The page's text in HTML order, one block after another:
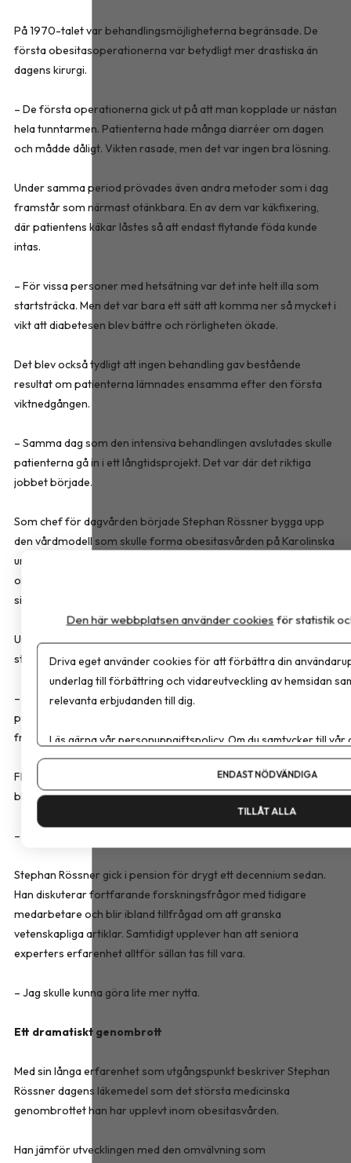
På 1970-talet var behandlingsmöjligheterna begränsade. De
första obesitasoperationerna var betydligt mer drastiska än
dagens kirurgi.
– De första operationerna gick ut på att man kopplade ur nästan
hela tunntarmen. Patienterna hade många diarréer om dagen
och mådde dåligt. Vikten rasade, men det var ingen bra lösning.
Under samma period prövades även andra metoder som i dag
framstår som närmast otänkbara. En av dem var käkfixering,
där patientens käkar låstes så att endast flytande föda kunde
intas.
– För vissa personer med hetsätning var det inte helt illa som
startsträcka. Men det var bara ett sätt att komma ner så mycket i
vikt att diabetesen blev bättre och rörligheten ökade.
Det blev också tydligt att ingen behandling gav bestående
resultat om patienterna lämnades ensamma efter den första
viktnedgången.
– Samma dag som den intensiva behandlingen avslutades skulle
patienterna gå in i ett långtidsprojekt. Det var där det riktiga
jobbet började.
Som chef för dagvården började Stephan Rössner bygga upp
den vårdmodell som skulle forma obesitasvården på Karolinska
under de följande decennierna. Patienterna fick stöd av flera
olika professioner och målet var att ge dem verktyg att hantera
sin sjukdom även efter att den första behandlingsfasen var över.
Under 1990-talet utvecklades verksamheten till en av landets
största forsknings- och behandlingsmiljöer inom obesitas.
– Vi var nästan 50 personer. Det var dietister, sjukgymnaster,
psykologer, läkare, ekonomer och andra professioner. Vi fick
fram nästan 25 avhandlingar under de här åren.
Flera av hans tidigare doktorander och medarbetare har senare
blivit ledande namn inom svensk obesitasforskning.
– Ylva Trolle Lagerros är en av mina babies. Hon är skitduktig.
Stephan Rössner gick i pension för drygt ett decennium sedan.
Han diskuterar fortfarande forskningsfrågor med tidigare
medarbetare och blir ibland tillfrågad om att granska
vetenskapliga artiklar. Samtidigt upplever han att seniora
experters erfarenhet alltför sällan tas till vara.
– Jag skulle kunna göra lite mer nytta.
Ett dramatiskt genombrott
Med sin långa erfarenhet som utgångspunkt beskriver Stephan
Rössner dagens läkemedel som det största medicinska
genombrottet han har upplevt inom obesitasvården.
Han jämför utvecklingen med den omvälvning som
Den här webbplatsen använder cookies för statistik
Driva eget använder cookies för att förbättra din
underlag till förbättring och vidareutveckling av hemsidan
relevanta erbjudanden till dig.
Läs gärna vårpersonuppgiftspolicy. Om du samtycker till vår
Om du vill ändra ditt val i efterhand hittar du den möjligheten
ENDAST NÖDVÄNDIGA
TILLÅT ALLA